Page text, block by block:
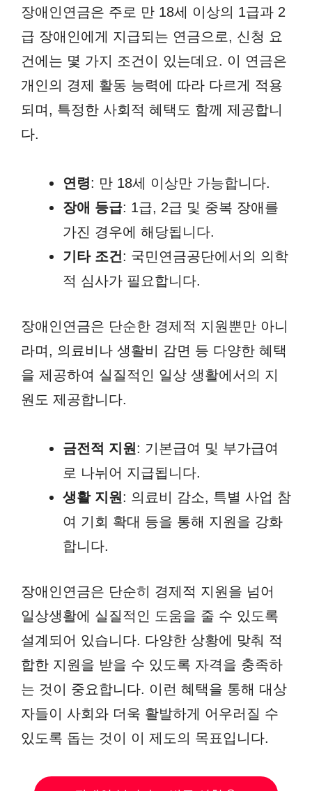
장애인연금은 주로 만 18세 이상의 1급과 2
급 장애인에게 지급되는 연금으로, 신청 요
건에는 몇 가지 조건이 있는데요. 이 연금은
개인의 경제 활동 능력에 따라 다르게 적용
되며, 특정한 사회적 혜택도 함께 제공합니
다.
연령: 만 18세 이상만 가능합니다.
장애 등급: 1급, 2급 및 중복 장애를
가진 경우에 해당됩니다.
기타 조건: 국민연금공단에서의 의학
적 심사가 필요합니다.
장애인연금은 단순한 경제적 지원뿐만 아니
라며, 의료비나 생활비 감면 등 다양한 혜택
을 제공하여 실질적인 일상 생활에서의 지
원도 제공합니다.
금전적 지원 : 기본급여 및 부가급여
로 나뉘어 지급됩니다.
생활 지원 : 의료비 감소, 특별 사업 참
여 기회 확대 등을 통해 지원을 강화
합니다.
장애인연금은 단순히 경제적 지원을 넘어
일상생활에 실질적인 도움을 줄 수 있도록
설계되어 있습니다. 다양한 상황에 맞춰 적
합한 지원을 받을 수 있도록 자격을 충족하
는 것이 중요합니다. 이런 혜택을 통해 대상
자들이 사회와 더욱 활발하게 어우러질 수
있도록 돕는 것이 이 제도의 목표입니다.